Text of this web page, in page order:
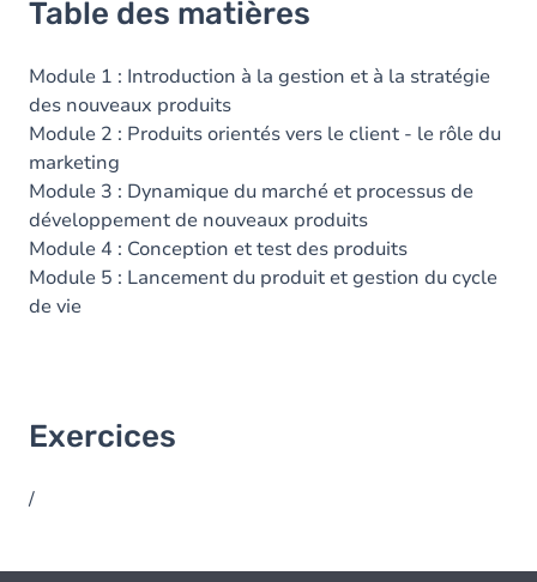
Table des matières
Module 1 : Introduction à la gestion et à la stratégie
des nouveaux produits
Module 2 : Produits orientés vers le client - le rôle du
marketing
Module 3 : Dynamique du marché et processus de
développement de nouveaux produits
Module 4 : Conception et test des produits
Module 5 : Lancement du produit et gestion du cycle
de vie
Exercices
/